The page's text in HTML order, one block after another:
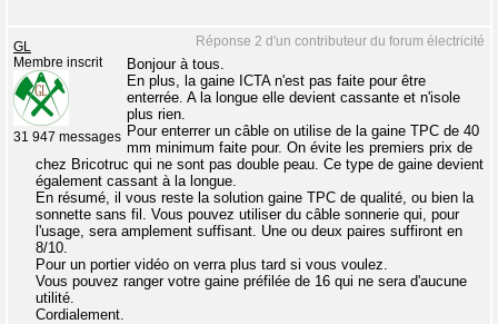
Réponse 2 d'un contributeur du forum électricité
GL
Membre inscrit
31 947 messages
Bonjour à tous.
En plus, la gaine ICTA n'est pas faite pour être
enterrée. A la longue elle devient cassante et n'isole
plus rien.
Pour enterrer un câble on utilise de la gaine TPC de 40
mm minimum faite pour. On évite les premiers prix de
chez Bricotruc qui ne sont pas double peau. Ce type de gaine devient
également cassant à la longue.
En résumé, il vous reste la solution gaine TPC de qualité, ou bien la
sonnette sans fil. Vous pouvez utiliser du câble sonnerie qui, pour
l'usage, sera amplement suffisant. Une ou deux paires suffiront en
8/10.
Pour un portier vidéo on verra plus tard si vous voulez.
Vous pouvez ranger votre gaine préfilée de 16 qui ne sera d'aucune
utilité.
Cordialement.